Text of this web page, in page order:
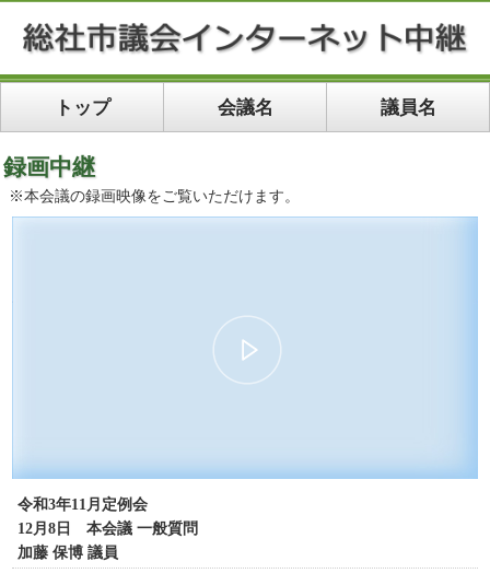
トップ 会議名 議員名
録画中継
※本会議の録画映像をご覧いただけます。
令和3年11月定例会
12月8日 本会議 一般質問
加藤 保博 議員